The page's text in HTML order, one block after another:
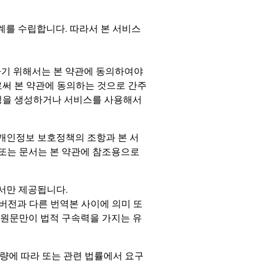
를 수립합니다. 따라서 본 서비스
위해서는 본 약관에 동의하여야
본 약관에 동의하는 것으로 간주
생성하거나 서비스를 사용해서
인정보 보호정책의 조항과 본 서
는 문서는 본 약관에 참조용으로
만 제공됩니다.
전과 다른 번역본 사이에 의미 또
문만이 법적 구속력을 가지는 유
에 따라 또는 관련 법률에서 요구